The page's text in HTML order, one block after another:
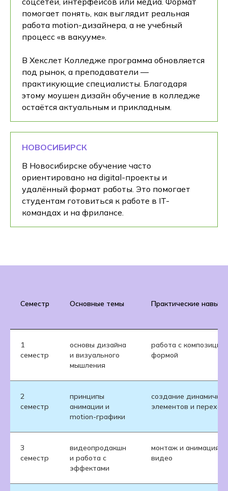
помогает понять, как выглядит реальная
работа motion-дизайнера, а не учебный
процесс «в вакууме».
В Хекслет Колледже программа обновляется
под рынок, а преподаватели —
практикующие специалисты. Благодаря
этому моушен дизайн обучение в колледже
остаётся актуальным и прикладным.
НОВОСИБИРСК
В Новосибирске обучение часто
ориентировано на digital-проекты и
удалённый формат работы. Это помогает
студентам готовиться к работе в IT-
командах и на фрилансе.
Семестр Основные темы Практические навыки
1
семестр
основы дизайна
и визуального
мышления
работа с
формой
2
семестр
принципы
анимации и
motion-графики
создание
элементов и
3
семестр
видеопродакшн
и работа с
эффектами
монтаж и анимация
видео